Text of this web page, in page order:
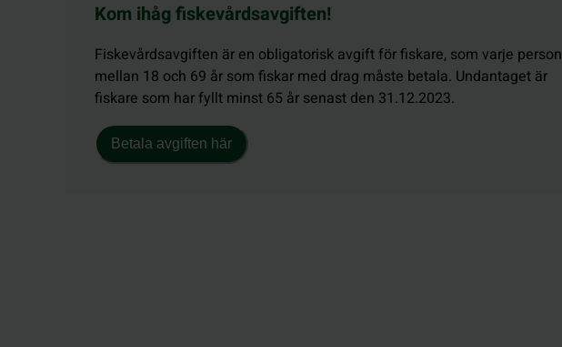
Kom ihåg fiskevårdsavgiften!
Fiskevårdsavgiften är en obligatorisk avgift för fiskare, som varje person
mellan 18 och 69 år som fiskar med drag måste betala. Undantaget är
fiskare som har fyllt minst 65 år senast den 31.12.2023.
Betala avgiften här